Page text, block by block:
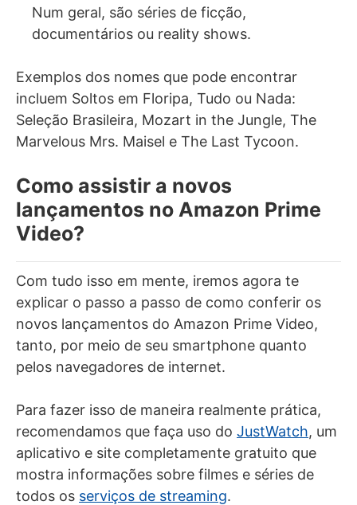
Num geral, são séries de ficção,
documentários ou reality shows.
Exemplos dos nomes que pode encontrar
incluem Soltos em Floripa, Tudo ou Nada:
Seleção Brasileira, Mozart in the Jungle, The
Marvelous Mrs. Maisel e The Last Tycoon.
Como assistir a novos
lançamentos no Amazon Prime
Video?
Com tudo isso em mente, iremos agora te
explicar o passo a passo de como conferir os
novos lançamentos do Amazon Prime Video,
tanto, por meio de seu smartphone quanto
pelos navegadores de internet.
Para fazer isso de maneira realmente prática,
recomendamos que faça uso do JustWatch, um
aplicativo e site completamente gratuito que
mostra informações sobre filmes e séries de
todos os serviços de streaming.